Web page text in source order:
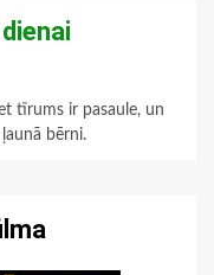
tīrums ir pasaule, un
bērni.